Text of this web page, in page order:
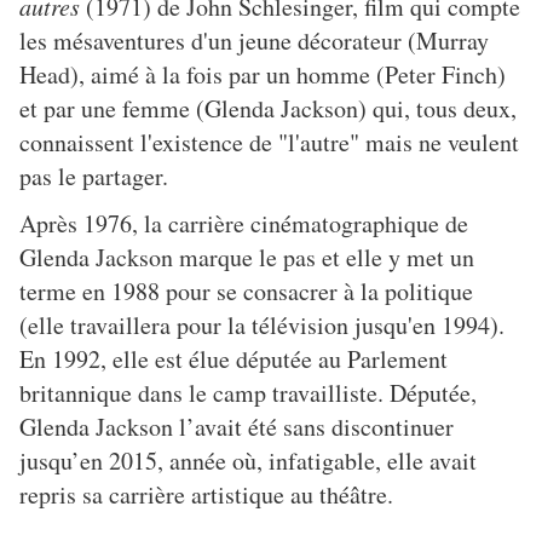
(1971) de John Schlesinger, film qui compte
les mésaventures d'un jeune décorateur (Murray
Head), aimé à la fois par un homme (Peter Finch)
et par une femme (Glenda Jackson) qui, tous deux,
connaissent l'existence de "l'autre" mais ne veulent
pas le partager.
Après 1976, la carrière cinématographique de
Glenda Jackson marque le pas et elle y met un
terme en 1988 pour se consacrer à la politique
(elle travaillera pour la télévision jusqu'en 1994).
En 1992, elle est élue députée au Parlement
britannique dans le camp travailliste. Députée,
Glenda Jackson l’avait été sans discontinuer
jusqu’en 2015, année où, infatigable, elle avait
repris sa carrière artistique au théâtre.